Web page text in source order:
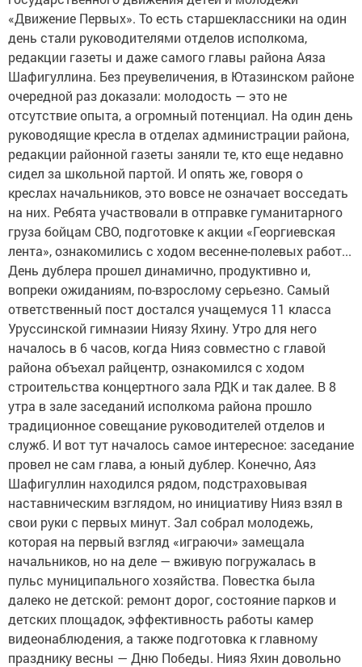
«Движение Первых». То есть старшеклассники на один
день стали руководителями отделов исполкома,
редакции газеты и даже самого главы района Аяза
Шафигуллина. Без преувеличения, в Ютазинском районе
очередной раз доказали: молодость — это не
отсутствие опыта, а огромный потенциал. На один день
руководящие кресла в отделах администрации района,
редакции районной газеты заняли те, кто еще недавно
сидел за школьной партой. И опять же, говоря о
креслах начальников, это вовсе не означает восседать
на них. Ребята участвовали в отправке гуманитарного
груза бойцам СВО, подготовке к акции «Георгиевская
лента», ознакомились с ходом весенне-полевых работ...
День дублера прошел динамично, продуктивно и,
вопреки ожиданиям, по-взрослому серьезно. Самый
ответственный пост достался учащемуся 11 класса
Уруссинской гимназии Ниязу Яхину. Утро для него
началось в 6 часов, когда Нияз совместно с главой
района объехал райцентр, ознакомился с ходом
строительства концертного зала РДК и так далее. В 8
утра в зале заседаний исполкома района прошло
традиционное совещание руководителей отделов и
служб. И вот тут началось самое интересное: заседание
провел не сам глава, а юный дублер. Конечно, Аяз
Шафигуллин находился рядом, подстраховывая
наставническим взглядом, но инициативу Нияз взял в
свои руки с первых минут. Зал собрал молодежь,
которая на первый взгляд «играючи» замещала
начальников, но на деле — вживую погружалась в
пульс муниципального хозяйства. Повестка была
далеко не детской: ремонт дорог, состояние парков и
детских площадок, эффективность работы камер
видеонаблюдения, а также подготовка к главному
празднику весны — Дню Победы. Нияз Яхин довольно